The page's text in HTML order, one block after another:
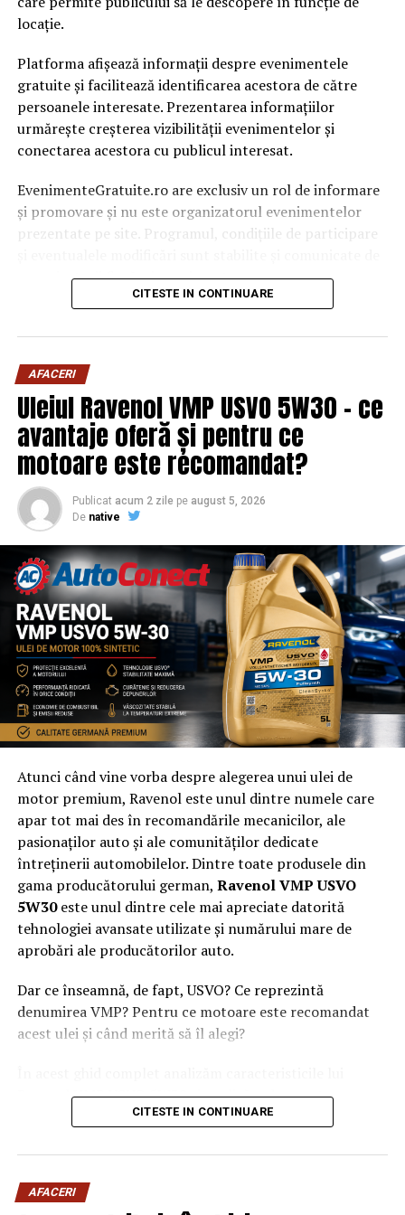
Aşteptare de trei ani pentru a vizita o insulă interzisă.
Doar cei norocoşi au ocazia să păşească aici |
locație.
Platforma afișează informații despre evenimentele
gratuite și facilitează identificarea acestora de către
persoanele interesate. Prezentarea informațiilor
urmărește creșterea vizibilității evenimentelor și
conectarea acestora cu publicul interesat.
EvenimenteGratuite.ro are exclusiv un rol de informare
și promovare și nu este organizatorul evenimentelor
prezentate pe site. Programul, condițiile de participare
organizatorii fiecărui eveniment.
înainte de participare.
Organizatorii care doresc să crească vizibilitatea unui
eveniment cu acces gratuit pot solicita o ofertă de
promovare din partea echipei EvenimenteGratuite.ro.
Adresa de contact este salut@evenimentegratuite.ro
CITESTE IN CONTINUARE
AFACERI
Uleiul Ravenol VMP USVO 5W30 – ce
avantaje oferă și pentru ce
motoare este recomandat?
Publicat acum 2 zile pe august 5, 2026
De native
Atunci când vine vorba despre alegerea unui ulei de
motor premium, Ravenol este unul dintre numele care
apar tot mai des în recomandările mecanicilor, ale
pasionaților auto și ale comunităților dedicate
întreținerii automobilelor. Dintre toate produsele din
gama producătorului german, Ravenol VMP USVO
5W30este unul dintre cele mai apreciate datorită
tehnologiei avansate utilizate și numărului mare de
aprobări ale producătorilor auto.
Dar ce înseamnă, de fapt, USVO? Ce reprezintă
denumirea VMP? Pentru ce motoare este recomandat
acest ulei și când merită să îl alegi?
Ravenol VMP USVO 5W30 și explicăm de ce este
considerat unul dintre cele mai performante uleiuri de
Ravenol este un producător german de lubrifianți
CITESTE IN CONTINUARE
AFACERI